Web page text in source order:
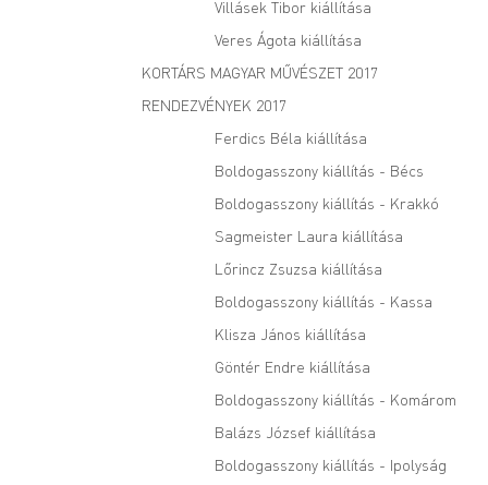
Villásek Tibor kiállítása
Veres Ágota kiállítása
KORTÁRS MAGYAR MŰVÉSZET 2017
RENDEZVÉNYEK 2017
Ferdics Béla kiállítása
Boldogasszony kiállítás - Bécs
Boldogasszony kiállítás - Krakkó
Sagmeister Laura kiállítása
Lőrincz Zsuzsa kiállítása
Boldogasszony kiállítás - Kassa
Klisza János kiállítása
Göntér Endre kiállítása
Boldogasszony kiállítás - Komárom
Balázs József kiállítása
Boldogasszony kiállítás - Ipolyság